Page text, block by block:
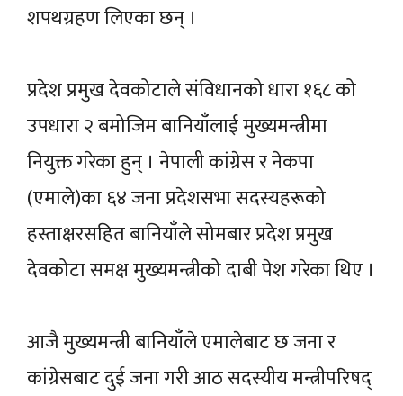
शपथग्रहण लिएका छन् ।
प्रदेश प्रमुख देवकोटाले संविधानको धारा १६८ को
उपधारा २ बमोजिम बानियाँलाई मुख्यमन्त्रीमा
नियुक्त गरेका हुन् । नेपाली कांग्रेस र नेकपा
(एमाले)का ६४ जना प्रदेशसभा सदस्यहरूको
हस्ताक्षरसहित बानियाँले सोमबार प्रदेश प्रमुख
देवकोटा समक्ष मुख्यमन्त्रीको दाबी पेश गरेका थिए ।
आजै मुख्यमन्त्री बानियाँले एमालेबाट छ जना र
कांग्रेसबाट दुई जना गरी आठ सदस्यीय मन्त्रीपरिषद्